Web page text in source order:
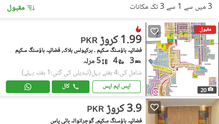
3 میں سے 1 سے 3 تک مکانات مقبول
مقبول
20
PKR 1.99 کروڑ
فضائیہ ہاؤسنگ سکیم ۔ ہرکیولس بلاک, فضائیہ ہاؤسنگ سکیم
3
4 5 مرلہ
شامل کی:4 ہفتے پہل (تبدیلی کی گئی:1 ہفتہ پہلے)
ایس ایم ایس کال
PKR 3.9 کروڑ
فضائیہ ہاؤسنگ سکیم, گوجرانوالہ بائی پاس